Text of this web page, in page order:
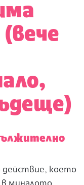
действие, което